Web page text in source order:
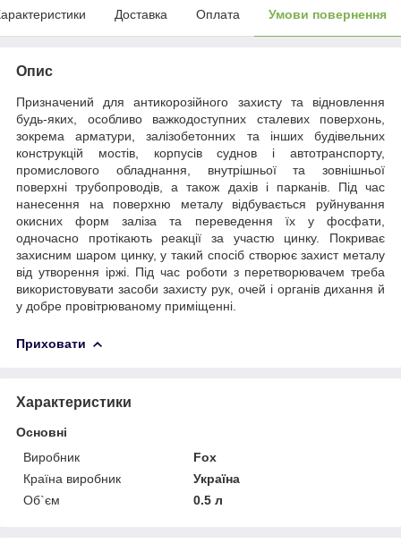
Доставка Оплата Умови повернення
Опис
Призначений для антикорозійного захисту та відновлення
будь-яких, особливо важкодоступних сталевих поверхонь,
зокрема арматури, залізобетонних та інших будівельних
конструкцій мостів, корпусів суднов і автотранспорту,
промислового обладнання, внутрішньої та зовнішньої
поверхні трубопроводів, а також дахів і парканів. Під час
нанесення на поверхню металу відбувається руйнування
окисних форм заліза та переведення їх у фосфати,
одночасно протікають реакції за участю цинку. Покриває
захисним шаром цинку, у такий спосіб створює захист металу
від утворення іржі. Під час роботи з перетворювачем треба
використовувати засоби захисту рук, очей і органів дихання й
у добре провітрюваному приміщенні.
Приховати
Характеристики
Основні
Виробник
Fox
Країна виробник
Україна
Об`єм
0.5 л